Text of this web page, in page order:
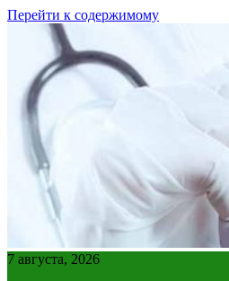
Перейти к содержимому
7 августа, 2026